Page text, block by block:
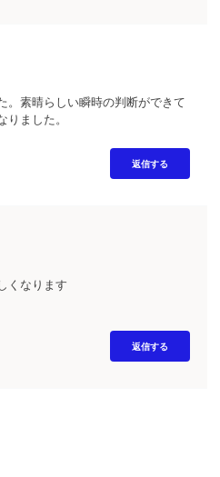
。素晴らしい瞬時の判断ができて
りました。
返信する
くなります
返信する